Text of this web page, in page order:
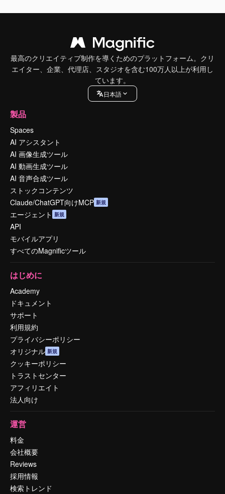
最高のクリエイティブ制作を導くためのプラットフォーム。クリ
エイター、企業、代理店、スタジオを含む100万人以上が利用し
ています。
日本語
製品
Spaces
AI アシスタント
AI 画像生成ツール
AI 動画生成ツール
AI 音声合成ツール
ストックコンテンツ
Claude/ChatGPT向けMCP 新規
エージェント 新規
API
モバイルアプリ
すべてのMagnificツール
はじめに
Academy
ドキュメント
サポート
利用規約
プライバシーポリシー
オリジナル 新規
クッキーポリシー
トラストセンター
アフィリエイト
法人向け
運営
料金
会社概要
Reviews
採用情報
検索トレンド